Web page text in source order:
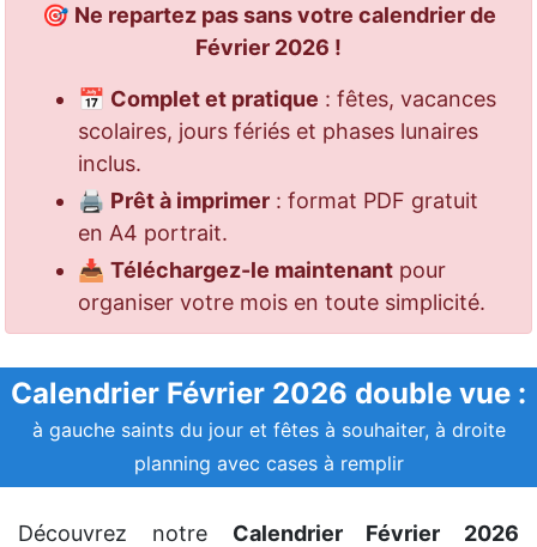
🎯 Ne repartez pas sans votre calendrier de
Février 2026 !
📅 Complet et pratique : fêtes, vacances
scolaires, jours fériés et phases lunaires
inclus.
🖨️ Prêt à imprimer : format PDF gratuit
en A4 portrait.
📥 Téléchargez-le maintenant pour
organiser votre mois en toute simplicité.
Calendrier Février 2026 double vue :
à gauche saints du jour et fêtes à souhaiter, à droite
planning avec cases à remplir
Découvrez notre Calendrier Février 2026